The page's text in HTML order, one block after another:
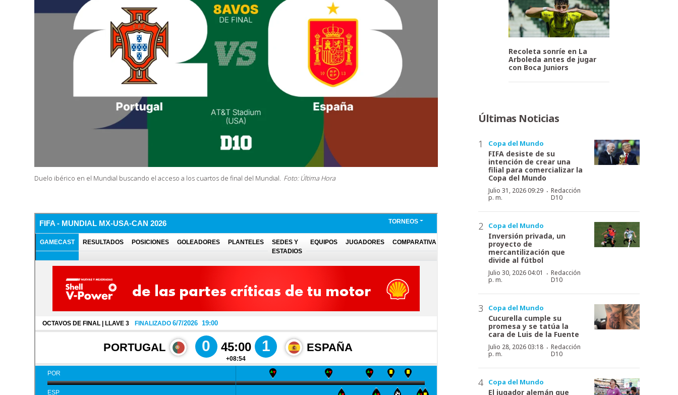
Duelo ibérico en el Mundial buscando el acceso a los cuartos de final del Mundial. Foto: Última Hora
Recoleta sonríe en La
Arboleda antes de jugar
con Boca Juniors
Últimas Noticias
Copa del Mundo
FIFA desiste de su
intención de crear una
filial para comercializar la
Copa del Mundo
Julio 31, 2026 09:29
p. m.
· Redacción
D10
Copa del Mundo
Inversión privada, un
proyecto de
mercantilización que
divide al fútbol
Julio 30, 2026 04:01
p. m.
· Redacción
D10
Copa del Mundo
Cucurella cumple su
promesa y se tatúa la
cara de Luis de la Fuente
Julio 28, 2026 03:18
p. m.
· Redacción
D10
Copa del Mundo
El jugador alemán que